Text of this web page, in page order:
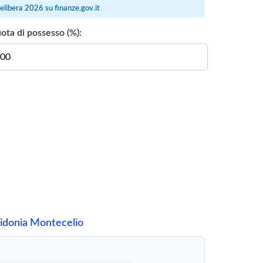
2026 su finanze.gov.it
di possesso (%):
Montecelio